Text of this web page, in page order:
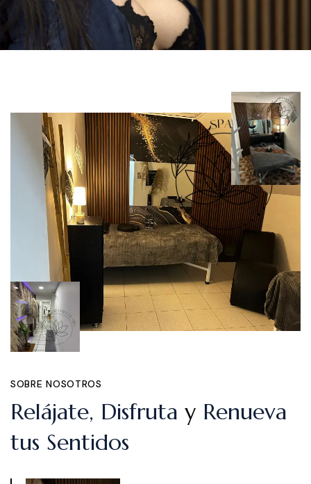
PIEL DE MIEL
SOBRE NOSOTROS
Relájate, Disfruta y Renueva
tus Sentidos